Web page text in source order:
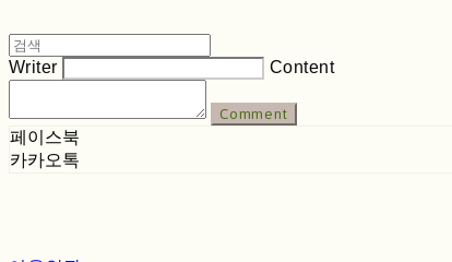
Writer Content
Comment
페이스북
카카오톡